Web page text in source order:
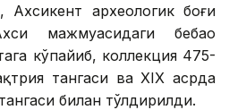
Ахсикент археологик боғи
мажмуасидаги бебаҳо
кўпайиб, коллекция 475-
тангаси ва XIX асрда
билан тўлдирилди.